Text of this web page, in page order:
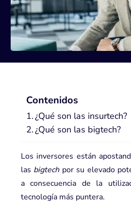
Contenidos
¿Qué son las insurtech?
¿Qué son las bigtech?
Los inversores están
las bigtechpor su elevado
a consecuencia de la
tecnología más puntera.